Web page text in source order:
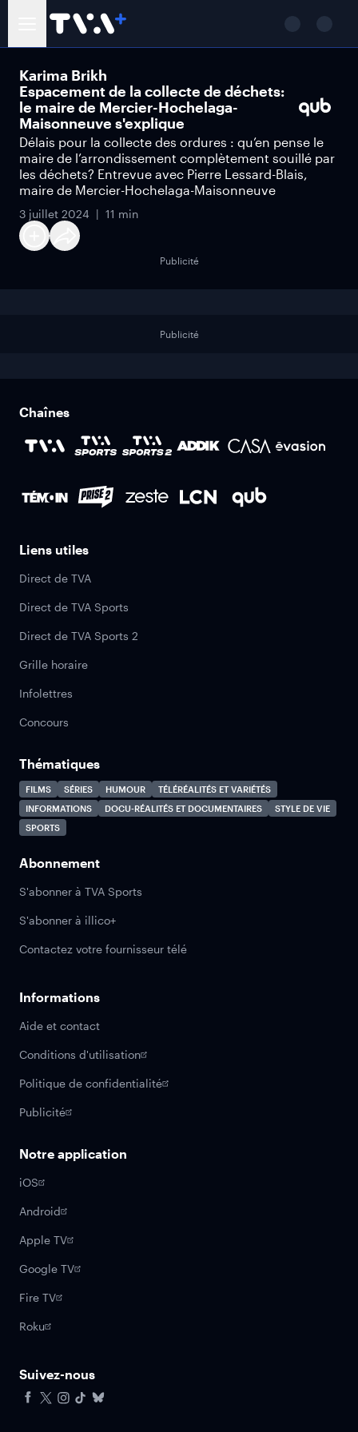
Karima Brikh
Espacement de la collecte de déchets:
le maire de Mercier-Hochelaga-
Maisonneuve s'explique
Délais pour la collecte des ordures : qu’en pense le
maire de l’arrondissement complètement souillé par
les déchets? Entrevue avec Pierre Lessard-Blais,
maire de Mercier-Hochelaga-Maisonneuve
3 juillet 2024 11 min
Publicité
Publicité
Chaînes
Liens utiles
Direct de TVA
Direct de TVA Sports
Direct de TVA Sports 2
Grille horaire
Infolettres
Concours
Thématiques
FILMS SÉRIES HUMOUR
TÉLÉRÉALITÉS ET VARIÉTÉS
INFORMATIONS
DOCU-RÉALITÉS ET DOCUMENTAIRES
STYLE DE VIE
SPORTS
Abonnement
S'abonner à TVA Sports
S'abonner à illico+
Contactez votre fournisseur télé
Informations
Aide et contact
Conditions d'utilisation
Politique de confidentialité
Publicité
Notre application
iOS
Android
Apple TV
Google TV
Fire TV
Roku
Suivez-nous